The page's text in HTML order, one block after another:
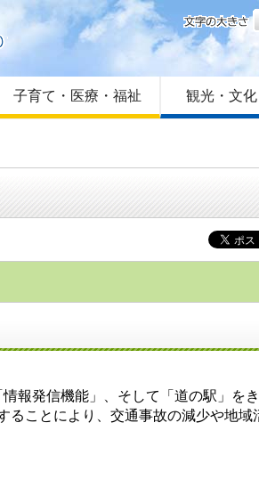
はじめての方へ
Foreign language
サイトマップ
子育て・医療・福祉 観光・文
発信機能」、そして「道の駅」を
ことにより、交通事故の減少や地域